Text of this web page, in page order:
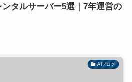
タルサーバー5選｜7年運営の
AIブログ